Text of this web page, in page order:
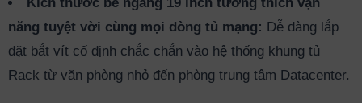
năng tuyệt vời cùng mọi dòng tủ mạng: Dễ dàng lắp
đặt bắt vít cố định chắc chắn vào hệ thống khung tủ
Rack từ văn phòng nhỏ đến phòng trung tâm Datacenter.